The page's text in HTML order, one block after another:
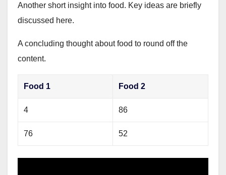
Another short insight into food. Key ideas are briefly
discussed here.
A concluding thought about food to round off the
content.
Food 1 Food 2
4 86
76 52